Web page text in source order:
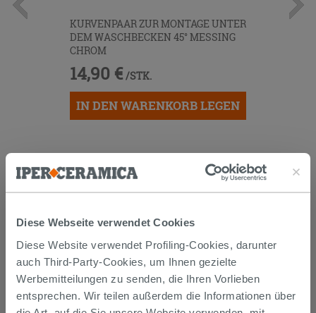
Diese Webseite verwendet Cookies
Diese Website verwendet Profiling-Cookies, darunter
auch Third-Party-Cookies, um Ihnen gezielte
Werbemitteilungen zu senden, die Ihren Vorlieben
entsprechen. Wir teilen außerdem die Informationen über
KURVENPAAR ZUR MONTAGE UNTER
DEM WASCHBECKEN 45° MESSING
CHROM
14,90 € /STK.
IN DEN WARENKORB LEGEN
Versand
Die Waren werden normalerweise innerhalb von 15